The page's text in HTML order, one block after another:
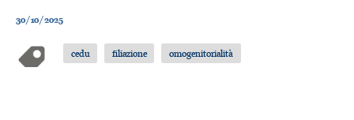
30/10/2025
cedu filiazione omogenitorialità